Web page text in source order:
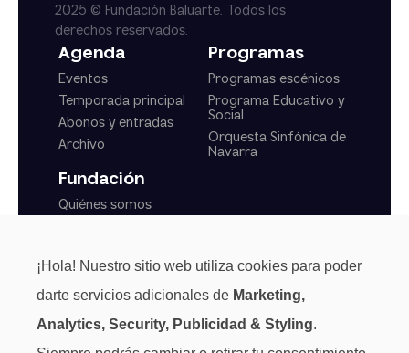
2025 © Fundación Baluarte. Todos los
derechos reservados.
Agenda
Eventos
Temporada principal
Abonos y entradas
Archivo
Programas
Programas escénicos
Programa Educativo y
Social
Orquesta Sinfónica de
Navarra
Fundación
Quiénes somos
Normas generales
¡Hola! Nuestro sitio web utiliza cookies para poder
darte servicios adicionales de Marketing,
Analytics, Security, Publicidad & Styling.